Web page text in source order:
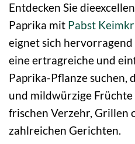
Entdecken Sie
Paprika mit Pabst
eignet sich
eine ertragreiche und
Paprika-Pflanze suchen,
und mildwürzige
frischen Verzehr, Grillen
zahlreichen Gerichten.